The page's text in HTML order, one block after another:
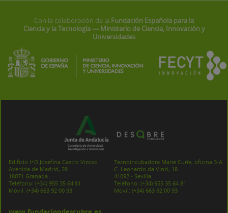
Con la colaboración de la Fundación Española para la
Ciencia y la Tecnología — Ministerio de Ciencia, Innovación y
Universidades
Edificio I+D Josefina Castro Vizoso
Avenida de Madrid, 28
18071 Granada
Teléfono: (+34) 955 35 64 81
Móvil: (+34) 663 92 00 93
Tecnoincubadora Marie Curie, oficina 3-A
C. Leonardo da Vinci, 18
41092 - Sevilla
Teléfono: (+34) 955 35 64 81
Móvil: (+34) 663 92 00 93